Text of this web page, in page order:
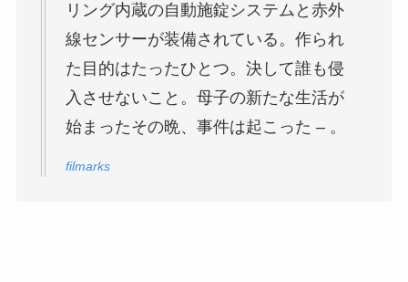
リング内蔵の自動施錠システムと赤外
線センサーが装備されている。作られ
た目的はたったひとつ。決して誰も侵
入させないこと。母子の新たな生活が
始まったその晩、事件は起こった – 。
filmarks